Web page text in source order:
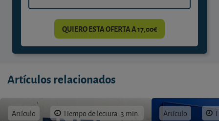
QUIERO ESTA OFERTA A 17,00€
Artículos relacionados
Artículo Tiempo de lectura: 3 min. Artículo